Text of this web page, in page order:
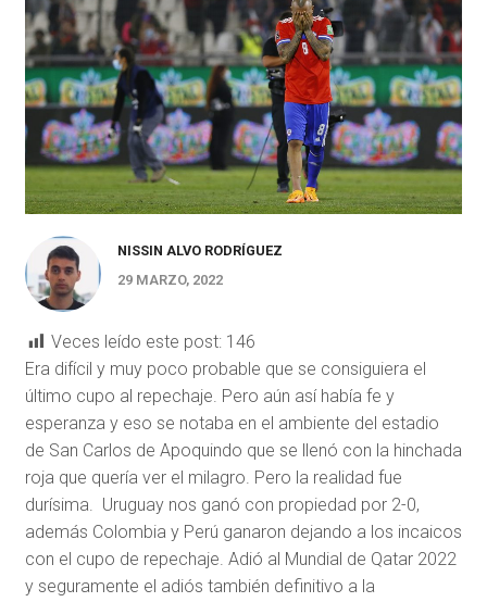
NISSIN ALVO RODRÍGUEZ
29 MARZO, 2022
Veces leído este post: 146
Era difícil y muy poco probable que se consiguiera el
último cupo al repechaje. Pero aún así había fe y
esperanza y eso se notaba en el ambiente del estadio
de San Carlos de Apoquindo que se llenó con la hinchada
roja que quería ver el milagro. Pero la realidad fue
durísima. Uruguay nos ganó con propiedad por 2-0,
además Colombia y Perú ganaron dejando a los incaicos
con el cupo de repechaje. Adió al Mundial de Qatar 2022
y seguramente el adiós también definitivo a la